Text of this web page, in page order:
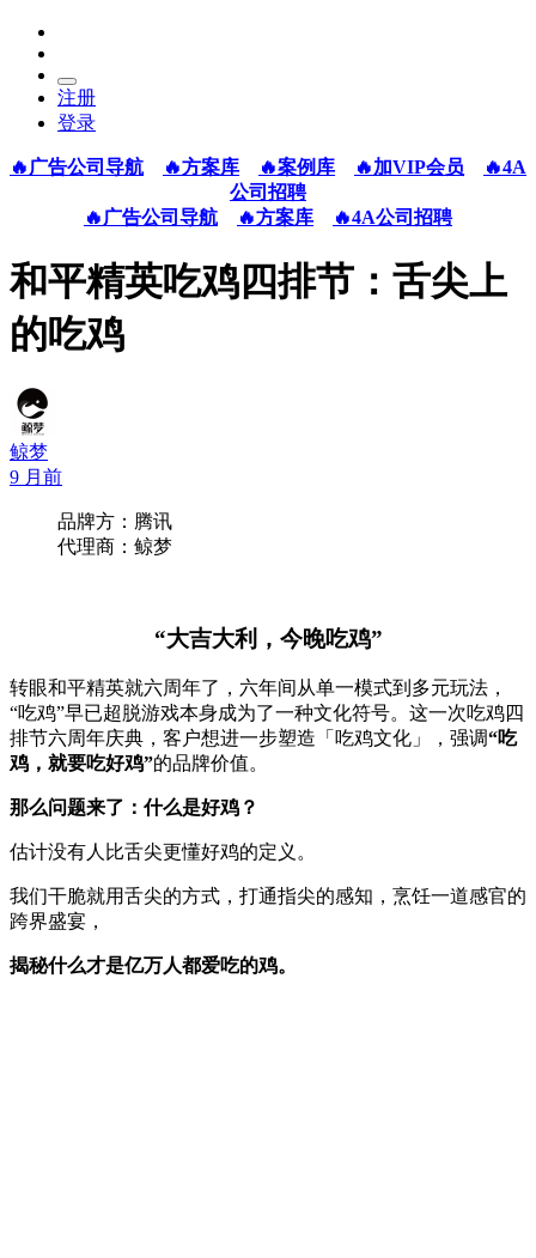
注册
登录
🔥广告公司导航 🔥方案库 🔥案例库 🔥加VIP会员
🔥4A
公司招聘
🔥广告公司导航
🔥方案库 🔥4A公司招聘
和平精英吃鸡四排节：舌尖上
的吃鸡
鲸梦
9 月前
品牌方：腾讯
代理商：鲸梦
“大吉大利，今晚吃鸡”
转眼和平精英就六周年了，六年间从单一模式到多元玩法，
“吃鸡”早已超脱游戏本身成为了一种文化符号。这一次吃鸡四
排节六周年庆典，客户想进一步塑造「吃鸡文化」，强调“吃
鸡，就要吃好鸡”的品牌价值。
那么问题来了：什么是好鸡？
估计没有人比舌尖更懂好鸡的定义。
我们干脆就用舌尖的方式，打通指尖的感知，烹饪一道感官的
跨界盛宴，
揭秘什么才是亿万人都爱吃的鸡。